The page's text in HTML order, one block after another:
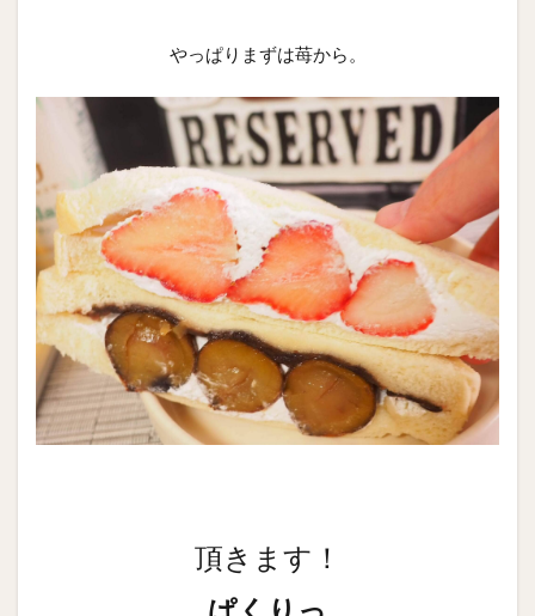
やっぱりまずは苺から。
頂きます！
ぱくりっ